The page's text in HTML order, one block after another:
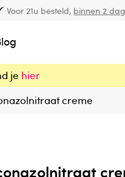
Voor 21u besteld, binnen 2
je hier
creme